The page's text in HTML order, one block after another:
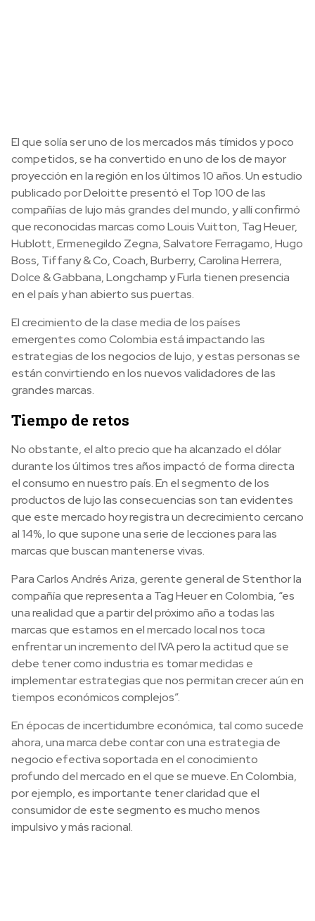
El que solía ser uno de los mercados más tímidos y poco
competidos, se ha convertido en uno de los de mayor
proyección en la región en los últimos 10 años. Un estudio
publicado por Deloitte presentó el Top 100 de las
compañías de lujo más grandes del mundo, y allí confirmó
que reconocidas marcas como Louis Vuitton, Tag Heuer,
Hublott, Ermenegildo Zegna, Salvatore Ferragamo, Hugo
Boss, Tiffany & Co, Coach, Burberry, Carolina Herrera,
Dolce & Gabbana, Longchamp y Furla tienen presencia
en el país y han abierto sus puertas.
El crecimiento de la clase media de los países
emergentes como Colombia está impactando las
estrategias de los negocios de lujo, y estas personas se
están convirtiendo en los nuevos validadores de las
grandes marcas.
Tiempo de retos
No obstante, el alto precio que ha alcanzado el dólar
durante los últimos tres años impactó de forma directa
el consumo en nuestro país. En el segmento de los
productos de lujo las consecuencias son tan evidentes
que este mercado hoy registra un decrecimiento cercano
al 14%, lo que supone una serie de lecciones para las
marcas que buscan mantenerse vivas.
Para Carlos Andrés Ariza, gerente general de Stenthor la
compañía que representa a Tag Heuer en Colombia, “es
una realidad que a partir del próximo año a todas las
marcas que estamos en el mercado local nos toca
enfrentar un incremento del IVA pero la actitud que se
debe tener como industria es tomar medidas e
implementar estrategias que nos permitan crecer aún en
tiempos económicos complejos”.
En épocas de incertidumbre económica, tal como sucede
ahora, una marca debe contar con una estrategia de
negocio efectiva soportada en el conocimiento
profundo del mercado en el que se mueve. En Colombia,
por ejemplo, es importante tener claridad que el
consumidor de este segmento es mucho menos
impulsivo y más racional.